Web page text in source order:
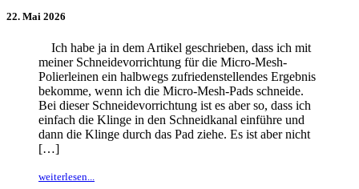
22. Mai 2026
Ich habe ja in dem Artikel geschrieben, dass ich mit
meiner Schneidevorrichtung für die Micro-Mesh-
Polierleinen ein halbwegs zufriedenstellendes Ergebnis
bekomme, wenn ich die Micro-Mesh-Pads schneide.
Bei dieser Schneidevorrichtung ist es aber so, dass ich
einfach die Klinge in den Schneidkanal einführe und
dann die Klinge durch das Pad ziehe. Es ist aber nicht
[…]
weiterlesen...